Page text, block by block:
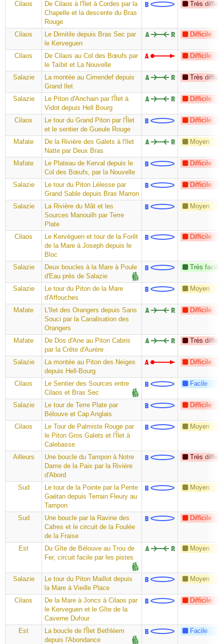
Cilaos
De Cilaos à l'Îlet à Cordes par la
Chapelle et la descente du Bras
Rouge
Très
Cilaos
Le Dimitile depuis Bras Sec par
le Kerveguen
Difficile
Cilaos
De Cilaos au Col des Bœufs par
le Taïbit et La Nouvelle
Difficile
Salazie
La montée au Cimendef depuis
Grand Ilet
Très
Salazie
Le Piton d'Anchain par l'Îlet à
Vidot depuis Hell Bourg
Difficile
Cilaos
Le tour du Grand Piton par l'Îlet
et le sentier de Gueule Rouge
Difficile
Mafate
De la Rivière des Galets à l'Ilet
Natte par Deux Bras
Moyen
Mafate
Le Plateau de Kerval depuis le
Col des Bœufs, par la Nouvelle
Difficile
Salazie
Le tour du Piton Lélesse par
Grand Sable depuis Bras Marron
Difficile
Salazie
La Rivière du Mât et les
Sources Manouilh par Terre
Plate
Moyen
Cilaos
Le Kervéguen et tour de la Forêt
de la Mare à Joseph depuis le
Bloc
Difficile
Salazie
Deux boucles à la Mare à Poule
d'Eau près de Salazie
Très facile
Salazie
Le tour du Piton de la Mare
d'Affouches
Moyen
Mafate
L'Ilet des Orangers depuis Sans
Souci par la Canalisation des
Orangers
Difficile
Mafate
De Dos d'Ane au Piton Cabris
par la Crête d'Aurère
Très
Salazie
La montée au Piton des Neiges
depuis Hell-Bourg
Difficile
Cilaos
Le Sentier des Sources entre
Cilaos et Bras Sec
Facile
Salazie
Le tour de Terre Plate par
Bélouve et Cap Anglais
Difficile
Cilaos
Le Tour de Palmiste Rouge par
le Piton Gros Galets et l'Îlet à
Calebasse
Moyen
Ailleurs
Une boucle du Tampon à Notre
Dame de la Paix par la Rivière
d'Abord
Très
Sud
Le tour de la Pointe par la Pente
Gaétan depuis Terrain Fleury au
Tampon
Moyen
Sud
Une boucle par la Ravine des
Cafres et le circuit de la Foulée
de la Fraise
Difficile
Est
Du Gîte de Bélouve au Trou de
Fer, circuit facile par les pistes
Moyen
Salazie
Le tour du Piton Maillot depuis
la Mare à Vieille Place
Moyen
Cilaos
De la Mare à Joncs à Cilaos par
le Kerveguen et le Gîte de la
Caverne Dufour
Difficile
Est
La boucle de l'Îlet Bethléem
depuis l'Abondance
Facile